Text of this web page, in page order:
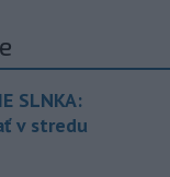
SLNKA:
v stredu